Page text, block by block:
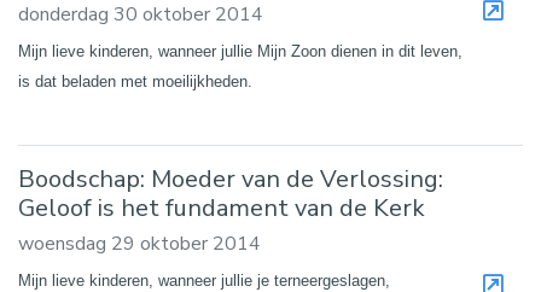
donderdag 30 oktober 2014
Mijn lieve kinderen, wanneer jullie Mijn Zoon dienen in dit leven,
is dat beladen met moeilijkheden.
Boodschap: Moeder van de Verlossing:
Geloof is het fundament van de Kerk
woensdag 29 oktober 2014
Mijn lieve kinderen, wanneer jullie je terneergeslagen,